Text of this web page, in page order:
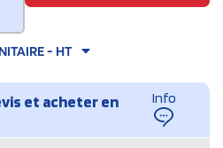
- HT
et acheter en
Info